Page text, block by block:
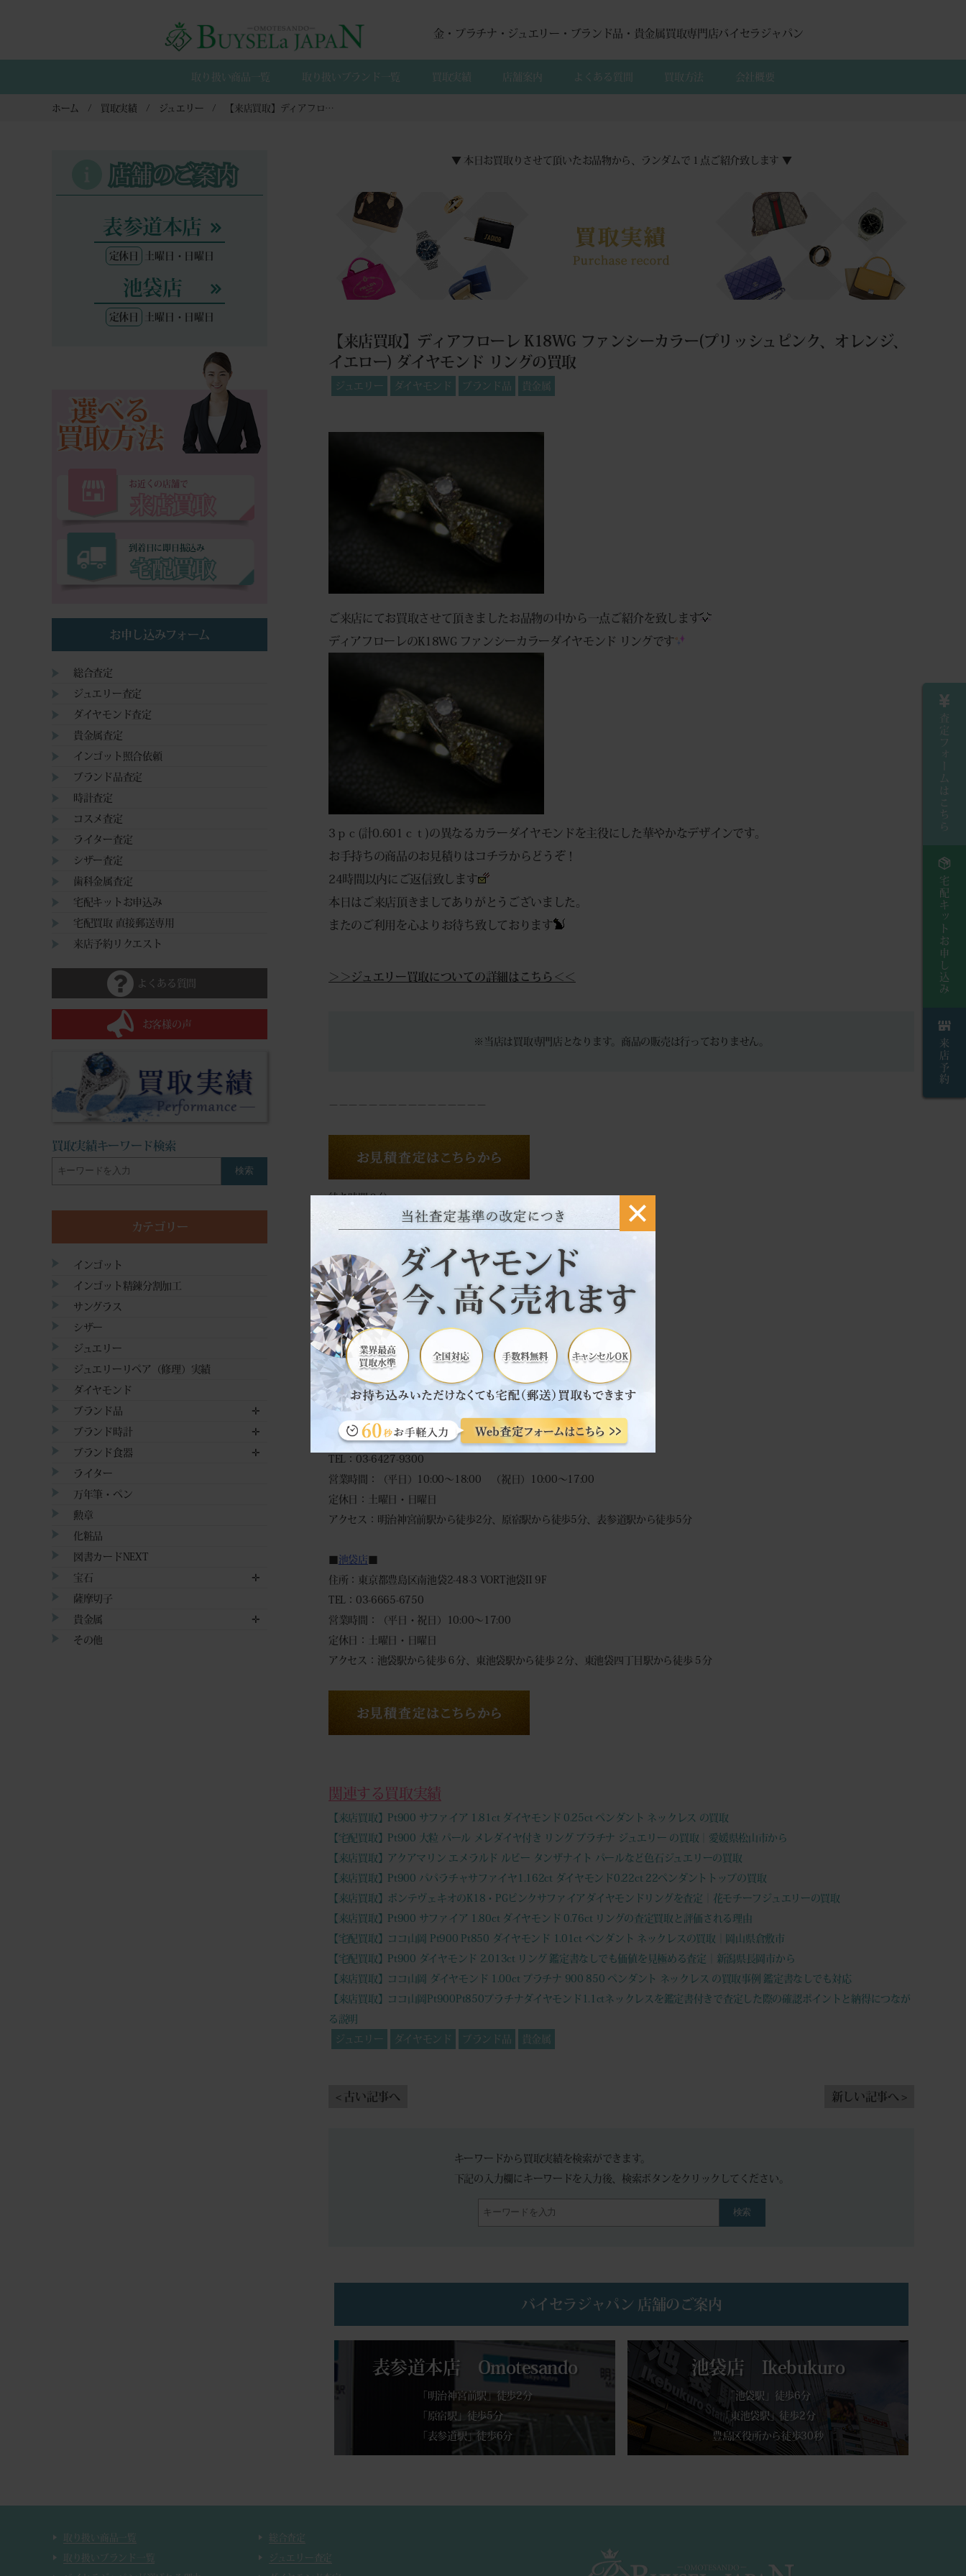
金・プラチナ・ジュエリー・ブランド品・貴金属買取専門店バイセラジャパン
取り扱い商品一覧 取り扱いブランド一覧 買取実績 店舗案内 よくある質間 買取方法 会社概要
ホーム 買取実績 ジュエリー 【来店買取】ディアフローレ K18WG ファンシーカラー(プリッシュピンク、オレンジ、イエロー) ダイヤモンド リングの買取
▼ 本日お買取りさせて頂いたお品物から、ランダムで１点ご紹介致します ▼
【来店買取】ディアフローレ K18WG ファンシーカラー(プリッシュピンク、オレンジ、
イエロー) ダイヤモンド リングの買取
ジュエリー ダイヤモンド ブランド品 貴金属
ご来店にてお買取させて頂きましたお品物の中から一点ご紹介を致します
ディアフローレのK18WG ファンシーカラーダイヤモンド リングです
3ｐｃ(計0.601ｃｔ)の異なるカラーダイヤモンドを主役にした華やかなデザインです。
お手持ちの商品のお見積りは コチラからどうぞ！
24時間以内にご返信致します
本日はご来店頂きましてありがとうございました。
またのご利用を心よりお待ち致しております
＞＞ジュエリー買取についての詳細はこちら＜＜
※当店は買取専門店となります。商品の販売は行っておりません。
－－－－－－－－－－－－－－－－
待ち時間０分。
ご来店でのスムーズなお買取りは予約が便利です。
その場で現金買取致します。
◆ 来店買取予約フォーム
◆
自宅にいながらカンタン見積もり♪
往復送料無料・キャンセル返送料等全て無料です。
到着日に査定 → 即日振込！
スピーディーに対応致します。
◆
宅配買取申込みフォーム
－－－－－－－－－－－－－－－－
表参道本店■
住所：東京都渋谷区神宮前6-6-2 原宿ベルピアB1F
TEL：03-6427-9300
営業時間：（平日）10:00～18:00 （祝日）10:00～17:00
定休日：土曜日・日曜日
アクセス：明治神宮前駅から徒歩2分、原宿駅から徒歩5分、表参道駅から徒歩5分
■池袋店■
住所：東京都豊島区南池袋2-48-3 VORT池袋II 9F
TEL：03-6665-6750
営業時間：（平日・祝日）10:00～17:00
定休日：土曜日・日曜日
アクセス：池袋駅から徒歩６分、東池袋駅から徒歩２分、東池袋四丁目駅から徒歩５分
関連する買取実績
【来店買取】Pt900 サファイア 1.81ct ダイヤモンド 0.25ct ペンダント ネックレス の買取
【宅配買取】Pt900 大粒 パール メレダイヤ付き リング プラチナ ジュエリー の買取｜愛媛県松山市から
【来店買取】アクアマリン エメラルド ルビー タンザナイト パールなど色石ジュエリーの買取
【来店買取】Pt900 パパラチャサファイヤ1.162ct ダイヤモンド0.22ct 22ペンダントトップの買取
【来店買取】ポンテヴェキオのK18・PGピンクサファイアダイヤモンドリングを査定｜花モチーフジュエリーの買取
【来店買取】Pt900 サファイア 1.80ct ダイヤモンド 0.76ct リングの査定買取と評価される理由
【宅配買取】ココ山岡 Pt900 Pt850 ダイヤモンド 1.01ct ペンダント ネックレスの買取｜岡山県倉敷市
【宅配買取】Pt900 ダイヤモンド 2.013ct リング 鑑定書なしでも価値を見極める査定｜新潟県長岡市から
【来店買取】ココ山岡 ダイヤモンド 1.00ct プラチナ 900 850 ペンダント ネックレス の買取事例 鑑定書なしでも対応
【来店買取】ココ山岡Pt900Pt850プラチナダイヤモンド1.1ctネックレスを鑑定書付きで査定した際の確認ポイントと納得につなが
る説明
ジュエリー
ダイヤモンド ブランド品 貴金属
< 古い記事へ 新しい記事へ >
キーワードから買取実績を検索ができます。
下記の入力欄にキーワードを入力後、検索ボタンをクリックしてください。
検索
バイセラジャパン 店舗のご案内
表参道本店 Omotesando
「明治神宮前駅」徒歩2分
「原宿駅」徒歩5分
「表参道駅」徒歩6分
池袋店 Ikebukuro
「池袋駅」徒歩6分
「東池袋駅」徒歩2分
豊島区役所から徒歩30秒
店舗のご案内
表参道本店
定休日 土曜日・日曜日
池袋店
定休日 土曜日・日曜日
選べる
買取方法
お近くの店舗で
到着日に即日振込み
宅配買取
お申し込みフォーム
総合査定
ジュエリー査定
ダイヤモンド査定
貴金属査定
インゴット照合依頼
ブランド品査定
時計査定
コスメ査定
ライター査定
シザー査定
歯科金属査定
宅配キットお申込み
宅配買取 直接郵送専用
来店予約リクエスト
よくある質問
お客様の声
買取実績キーワード検索
検索
カテゴリー
インゴット
インゴット精錬分割加工
サングラス
シザー
ジュエリー
ジュエリーリペア（修理）実績
ダイヤモンド
ブランド品 ✛
ブランド時計 ✛
ブランド食器 ✛
ライター
万年筆・ペン
勲章
化粧品
図書カードNEXT
宝石 ✛
薩摩切子
貴金属 ✛
その他
査定フォームはこちら
宅配キットお申し込み
来店予約
取り扱い商品一覧
取り扱いブランド一覧
総合査定
ジュエリー査定